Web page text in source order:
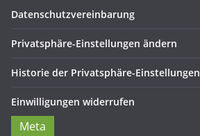
Datenschutzvereinbarung
Privatsphäre-Einstellungen ändern
Historie der Privatsphäre-Einstellungen
Einwilligungen widerrufen
Meta